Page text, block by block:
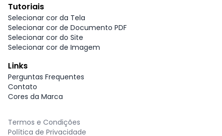
Tutoriais
Selecionar cor da Tela
Selecionar cor de Documento PDF
Selecionar cor do Site
Selecionar cor de Imagem
Links
Perguntas Frequentes
Contato
Cores da Marca
Termos e Condições
Política de Privacidade